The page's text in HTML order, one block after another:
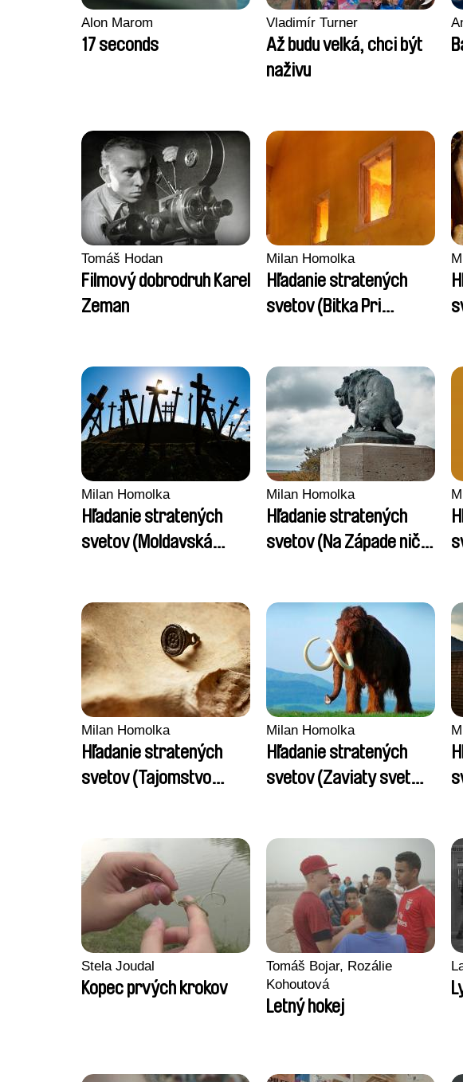
Alon Marom
17 seconds
Vladimír Turner
Až budu velká, chci být
naživu
Tomáš Hodan
Filmový dobrodruh Karel
Zeman
Milan Homolka
Hľadanie stratených
svetov (Bitka Pri
Milan Homolka
Hľadanie stratených
svetov (Moldavská
Milan Homolka
Hľadanie stratených
svetov (Na Západe nič
Milan Homolka
Hľadanie stratených
svetov (Tajomstvo
Milan Homolka
Hľadanie stratených
svetov (Zaviaty svet
Stela Joudal
Kopec prvých krokov
Tomáš Bojar, Rozálie
Kohoutová
Letný hokej